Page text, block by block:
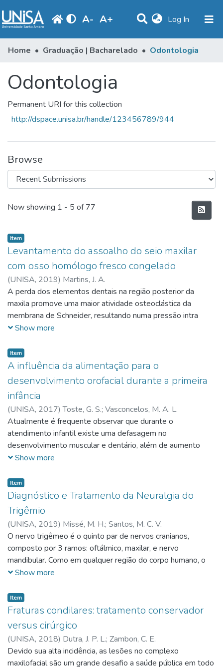
A- A+ Log In (current)
Communities & Collections
Browse
Produção Docente
Home Graduação | Bacharelado Odontologia
Odontologia
Permanent URI for this collection
http://dspace.unisa.br/handle/123456789/944
Browse
Recent Submissions
Now showing 1 - 5 of 77
Item
Levantamento do assoalho do seio maxilar
com osso homólogo fresco congelado
(UNISA, 2019) Martins, J. A.
A perda dos elementos dentais na região posterior da
maxila promove uma maior atividade osteoclástica da
membrana de Schneider, resultando numa pressão intra
sinusal e consequentemente um aumento do volume no
traumática com ou sem implantação imediata, pode se
utilizar diferentes biomateriais, tais como autógeno,
homólogo, xenógeno e aloplástico.
Show more
Item
A influência da alimentação para o
desenvolvimento orofacial durante a primeira
infância
(UNISA, 2017)Toste, G. S.; Vasconcelos, M. A. L.
Atualmente é frequente observar que durante o
atendimento infantil existe uma defasagem no
desenvolvimento muscular e dentário, além de aumento
progressivo das disfunções oclusais. Esses transtornos
inadequada. De acordo com os autores a amamentação
natural é um dos fatores determinantes para o
desenvolvimento craniofacial estimulando favoravelmente
as funções de respiração, deglutição, mastigação e fonação.
Quando o processo de sucção ocorre de maneira adequada
observa-se baixa incidência de hábitos deletérios e reduzida
incidência de alterações vinculadas às funções
estomatognáticas. Além disso, uma alimentação saudável e
adequada nos primeiros anos é de fundamental importância.
Show more
Item
Diagnóstico e Tratamento da Neuralgia do
Trigêmio
(UNISA, 2019) Missé, M. H.; Santos, M. C. V.
O nervo trigêmeo é o quinto par de nervos cranianos,
composto por 3 ramos: oftálmico, maxilar, e nervo
mandibular. Como em qualquer região do corpo humano, o
nervo trigêmeo também pode ser acometido por doenças.
trigêmeo. Essa doença é considerada uma neuropatia, uma
doença que prejudica o funcionamento dos nervos. A dor
provocada pela neuralgia é extremamente desagradável,
intensa e dolorosa, intermitente e paroxística. Muitos
pacientes a comparam com a sensação de receber choques
elétricos na região da face, boca, maxila, nos olhos, ouvidos
e fronte. Outros sintomas incluem queimação, formigamento
Show more
Item
Fraturas condilares: tratamento conservador
versus cirúrgico
(UNISA, 2018) Dutra, J. P. L.; Zambon, C. E.
Devido sua alta incidência, as lesões no complexo
maxilofacial são um grande desafio a saúde pública em todo